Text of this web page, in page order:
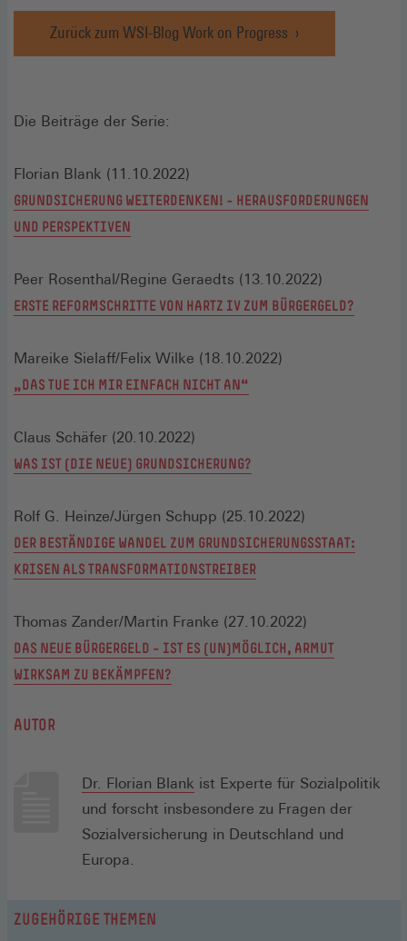
Zurück zum WSI-Blog Work on Progress
Die Beiträge der Serie:
Florian Blank (11.10.2022)
GRUNDSICHERUNG WEITERDENKEN! – HERAUSFORDERUNGEN
UND PERSPEKTIVEN
Peer Rosenthal/Regine Geraedts (13.10.2022)
ERSTE REFORMSCHRITTE VON HARTZ IV ZUM BÜRGERGELD?
Mareike Sielaff/Felix Wilke (18.10.2022)
„DAS TUE ICH MIR EINFACH NICHT AN“
Claus Schäfer (20.10.2022)
WAS IST (DIE NEUE) GRUNDSICHERUNG?
Rolf G. Heinze/Jürgen Schupp (25.10.2022)
DER BESTÄNDIGE WANDEL ZUM GRUNDSICHERUNGSSTAAT:
KRISEN ALS TRANSFORMATIONSTREIBER
Thomas Zander/Martin Franke (27.10.2022)
DAS NEUE BÜRGERGELD – IST ES (UN)MÖGLICH, ARMUT
WIRKSAM ZU BEKÄMPFEN?
AUTOR
Dr. Florian Blank ist Experte für Sozialpolitik
und forscht insbesondere zu Fragen der
Sozialversicherung in Deutschland und
Europa.
ZUGEHÖRIGE THEMEN